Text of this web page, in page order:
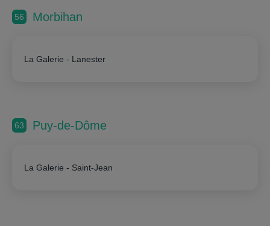
56 Morbihan
La Galerie - Lanester
63 Puy-de-Dôme
La Galerie - Saint-Jean